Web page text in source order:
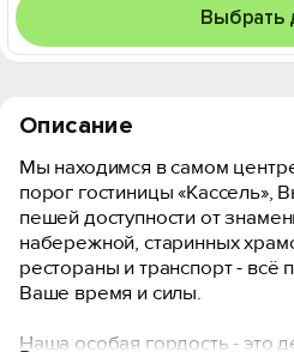
Выбрать
Описание
Мы находимся в самом
порог гостиницы «Кассель»,
пешей доступности от
набережной, старинных
рестораны и транспорт - всё
Ваше время и силы.
Наша особая гордость - это